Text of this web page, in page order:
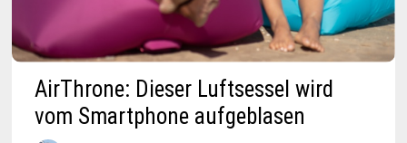
AirThrone: Dieser Luftsessel wird
vom Smartphone aufgeblasen